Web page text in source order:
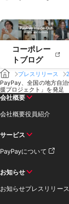
コーポレー
トブログ
プレスリリース
PayPay、全国の地方自
援プロジェクト」を発足
会社概要
会社概要役員紹介
サービス
PayPayについて
お知らせ
お知らせプレスリリース